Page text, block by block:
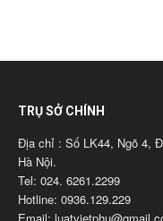
TRỤ SỞ CHÍNH
Địa chỉ : Số LK44, Ngõ 4,
Hà Nội.
Tel: 024. 6261.2299
Hotline: 0936.129.229